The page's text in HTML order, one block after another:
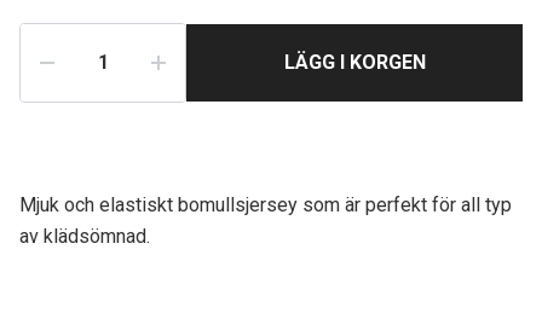
LÄGG I KORGEN
Mjuk och elastiskt bomullsjersey som är perfekt för all typ
av klädsömnad.